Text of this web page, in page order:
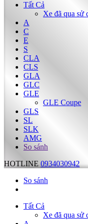
Tất Cả
Xe đã qua sử
A
C
E
S
CLA
CLS
GLA
GLC
GLE
GLE Coupe
GLS
SL
SLK
AMG
So sánh
HOTLINE 0934030942
So sánh
Tất Cả
Xe đã qua sử